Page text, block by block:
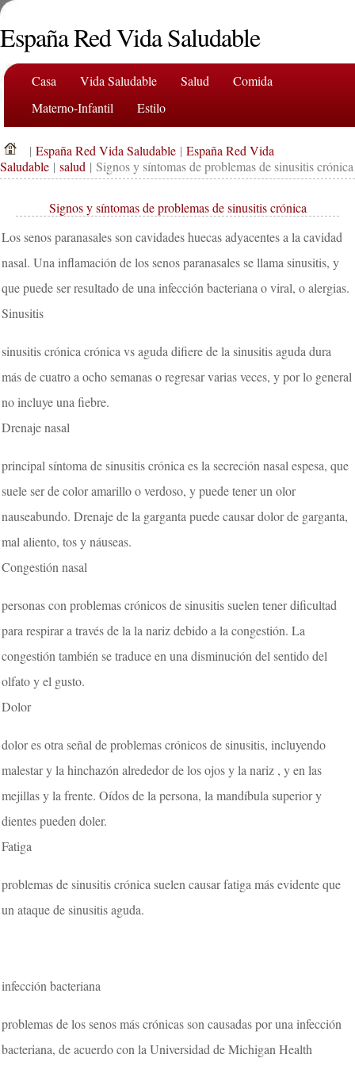
España Red Vida Saludable
Casa Vida Saludable Salud
Comida
Materno-Infantil
Estilo
| España Red Vida Saludable | España Red Vida
Saludable | salud | Signos y síntomas de problemas de sinusitis crónica
Signos y síntomas de problemas de sinusitis crónica
Los senos paranasales son cavidades huecas adyacentes a la cavidad
nasal. Una inflamación de los senos paranasales se llama sinusitis, y
que puede ser resultado de una infección bacteriana o viral, o alergias.
Sinusitis
sinusitis crónica crónica vs aguda difiere de la sinusitis aguda dura
más de cuatro a ocho semanas o regresar varias veces, y por lo general
no incluye una fiebre.
Drenaje nasal
principal síntoma de sinusitis crónica es la secreción nasal espesa, que
suele ser de color amarillo o verdoso, y puede tener un olor
nauseabundo. Drenaje de la garganta puede causar dolor de garganta,
mal aliento, tos y náuseas.
Congestión nasal
personas con problemas crónicos de sinusitis suelen tener dificultad
para respirar a través de la la nariz debido a la congestión. La
congestión también se traduce en una disminución del sentido del
olfato y el gusto.
Dolor
dolor es otra señal de problemas crónicos de sinusitis, incluyendo
malestar y la hinchazón alrededor de los ojos y la nariz , y en las
mejillas y la frente. Oídos de la persona, la mandíbula superior y
dientes pueden doler.
Fatiga
problemas de sinusitis crónica suelen causar fatiga más evidente que
un ataque de sinusitis aguda.
infección bacteriana
problemas de los senos más crónicas son causadas por una infección
bacteriana, de acuerdo con la Universidad de Michigan Health